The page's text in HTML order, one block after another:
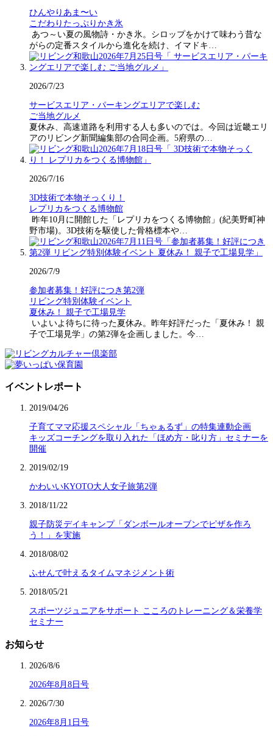
ひんやりあま〜い
こだわりたっぷりかき氷
あつ～い夏の風物詩・かき氷。シロップをかけて味わう昔な
がらの定番スタイルから進化を続け、イマドキ…
2026/7/23
サービスエリア・パーキングエリアで楽しむ
ご当地グルメ
夏休み、高速道路を利用する人も多いのでは。今回は近畿エリ
アのリビング新聞編集部の合同企画。5府県の…
2026/7/16
3D技術で本物そっくり！
レプリカをつくる博物館
昨年10月に開館した「レプリカをつくる博物館」(紀美野町神
野市場)。3D技術を駆使した骨格標本や…
2026/7/9
参加者募集！好評につき第2弾
リビング特別体験イベント
夏休み！ 親子で工場見学
いよいよ待ちに待った夏休み。昨年好評だった「夏休み！ 親
子で工場見学」の第2弾を企画しました。今…
イベントレポート
2019/04/26
子育てママ応援スペシャル「ちゃぁるず」の特集連動企画
キッズコーチングを取り入れた「ほめ方・叱り方」セミナーを
開催
2019/02/19
かわいいKYOTO大人女子旅第2弾
2018/11/22
親子防災デイキャンプ「ダンボールオーブンでピザを作ろ
う！」を実施
2018/08/02
ふせんで叶えるタイムマネジメント術
2018/05/21
スポーツジュニアをサポート こころのトレーニング＆栄養学
セミナー
お知らせ
2026/8/6
2026年8月8日号
2026/7/30
2026年8月1日号